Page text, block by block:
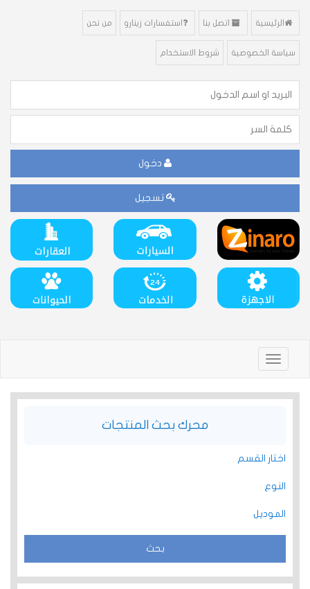
الرئيسية اتصل بنا استفسارات زينارو من نحن
سياسة الخصوصية شروط الاستخدام
دخول
تسجيل
Toggle
navigation
محرك بحث المنتجات
اختار القسم
النوع
الموديل